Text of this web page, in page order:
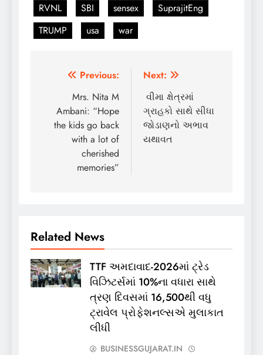
RVNL
SBI sensex
SuprajitEng
TRUMP
usa war
Post
navigation
Previous:
Mrs. Nita M
Ambani: “Hope
the kids go back
with a lot of
cherished
memories”
Next:
વીમા ક્ષેત્રમાં
ગ્રાહકો સાથે સીધા
જોડાણનો અભાવ
યથાવત
Related News
TTF અમદાવાદ-2026માં ટ્રેડ
વિઝિટર્સમાં 10%ના વધારા સાથે
ત્રણ દિવસમાં 16,500થી વધુ
ટ્રાવેલ પ્રોફેશનલ્સએ મુલાકાત
લીધી
BUSINESSGUJARAT.IN